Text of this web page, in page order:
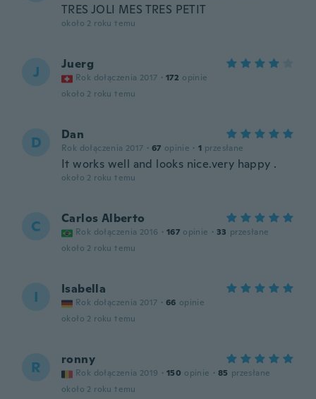
TRES JOLI MES TRES PETIT
około 2 roku temu
J Juerg
Rok dołączenia 2017 · 172 opinie
około 2 roku temu
D Dan
Rok dołączenia 2017 · 67 opinie · 1 przesłane
It works well and looks nice.very happy .
około 2 roku temu
C Carlos Alberto
Rok dołączenia 2016 · 167 opinie · 33 przesłane
około 2 roku temu
I Isabella
Rok dołączenia 2017 · 66 opinie
około 2 roku temu
R ronny
Rok dołączenia 2019 · 150 opinie · 85 przesłane
około 2 roku temu